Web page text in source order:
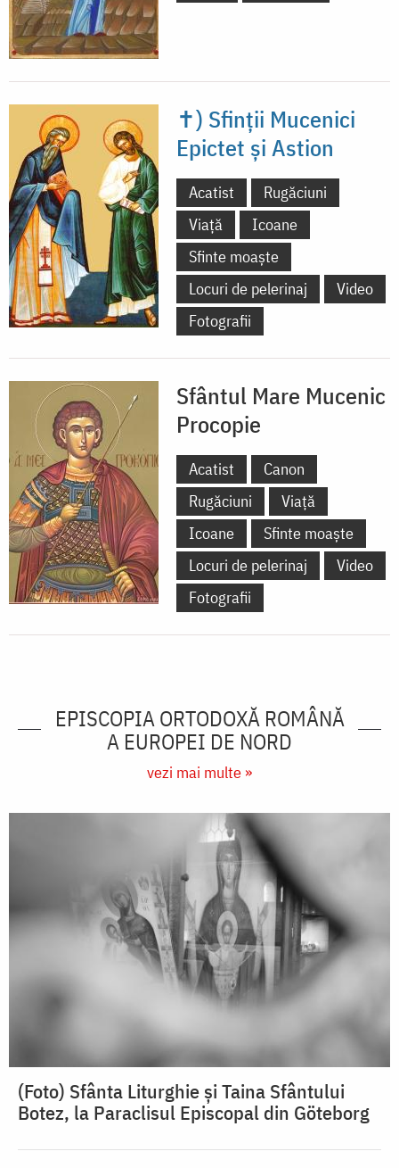
✝) Sfinții Mucenici
Epictet și Astion
Acatist
Rugăciuni
Viață
Icoane
Sfinte moaște
Locuri de pelerinaj
Video
Fotografii
Sfântul Mare Mucenic
Procopie
Acatist
Canon
Rugăciuni
Viață
Icoane
Sfinte moaște
Locuri de pelerinaj
Video
Fotografii
EPISCOPIA ORTODOXĂ ROMÂNĂ
A EUROPEI DE NORD
vezi mai multe »
(Foto) Sfânta Liturghie și Taina Sfântului
Botez, la Paraclisul Episcopal din Göteborg